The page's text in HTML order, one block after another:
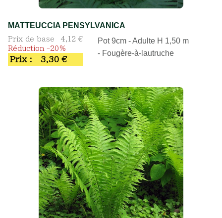
MATTEUCCIA PENSYLVANICA
Prix de base
4,12 €
Réduction -20%
Prix : 3,30 €
Pot 9cm - Adulte H 1,50 m
- Fougère-à-lautruche